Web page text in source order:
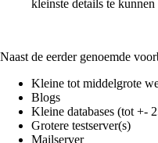
kleinste details te
Naast de eerder genoemde
Kleine tot middelgrote
Blogs
Kleine databases (tot +-
Grotere testserver(s)
Mailserver